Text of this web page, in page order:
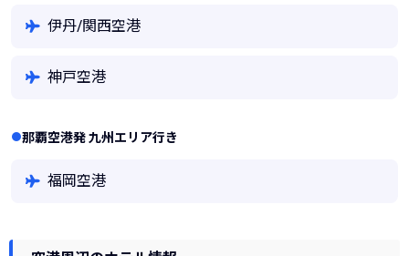
伊丹/関西空港
神戸空港
那覇空港発 九州エリア行き
福岡空港